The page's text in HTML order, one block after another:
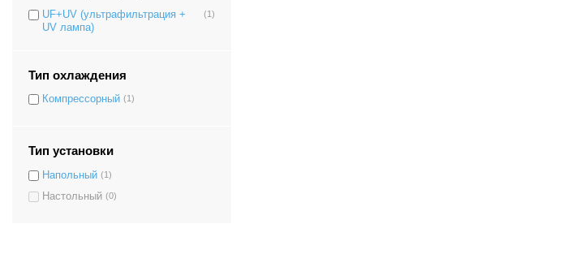
UF+UV (ультрафильтрация +
UV лампа)
(1)
Тип охлаждения
Компрессорный (1)
Тип установки
Напольный (1)
Настольный (0)